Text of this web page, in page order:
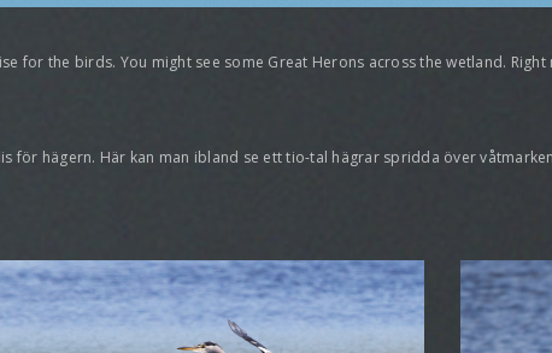
for the birds. You might see some Great Herons across the wetland.
för hägern. Här kan man ibland se ett tio-tal hägrar spridda över